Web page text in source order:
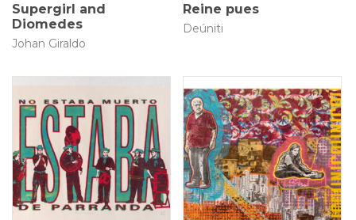
Supergirl and
Diomedes
Johan Giraldo
Reine pues
Deúniti
70 × 50 cm
$230.000
85 × 55 cm
$900.000